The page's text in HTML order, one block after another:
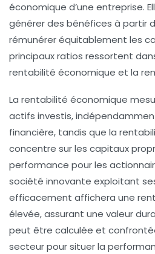
économique d’une entreprise.
générer des bénéfices à partir
rémunérer équitablement les
principaux ratios ressortent
rentabilité économique et la
La rentabilité économique
actifs investis,
financière, tandis que la
concentre sur les capitaux
performance pour les
société innovante exploitant
efficacement affichera une
élevée, assurant une valeur
peut être calculée et
secteur pour situer la